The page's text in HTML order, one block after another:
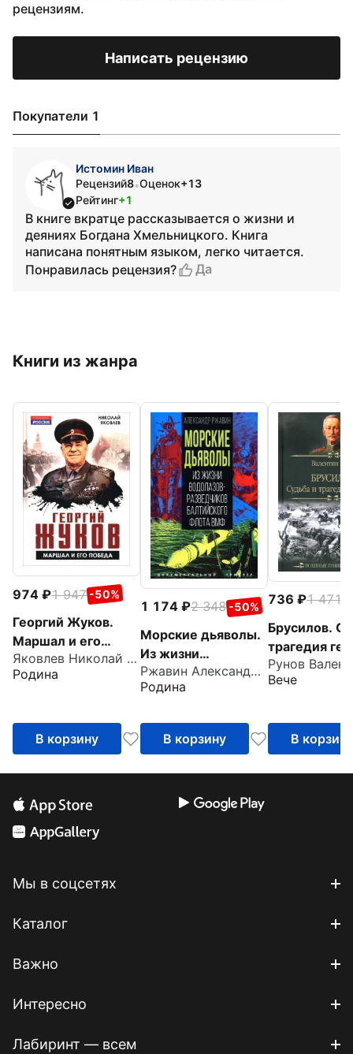
рецензиям.
Написать рецензию
Покупатели 1
Истомин Иван
Рецензий8•Оценок+13
Рейтинг+1
В книге вкратце рассказывается о жизни и
деяниях Богдана Хмельницкого. Книга
написана понятным языком, легко читается.
Понравилась рецензия?
Да
Книги из жанра
974 1 947 -50%
Георгий Жуков.
Маршал и его
Победа
Яковлев Николай Николаевич
Родина
В корзину
1 174 2 348 -50%
Морские дьяволы.
Из жизни
водолазов-
разведчиков
ВМФ
Ржавин Александр Аркадьевич
Родина
В корзину
736 1 471
Брусилов.
трагедия
Вече
В корзину
Мы в соцсетях
Каталог
Важно
Интересно
Лабиринт — всем